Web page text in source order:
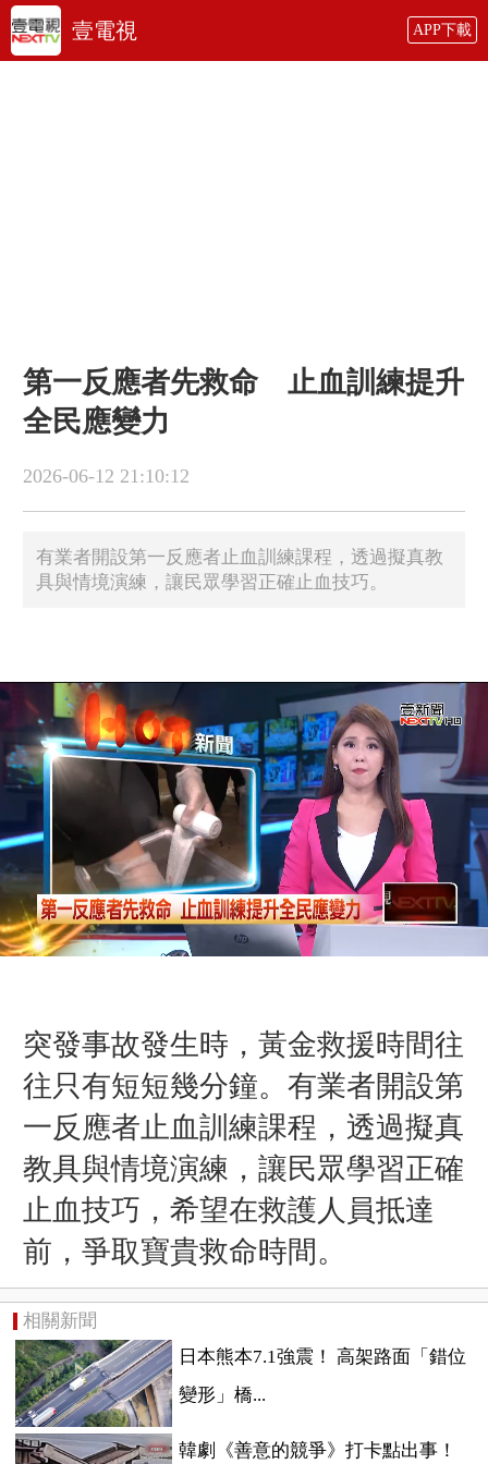
壹電視 APP下載
第一反應者先救命 止血訓練提升
全民應變力
2026-06-12 21:10:12
有業者開設第一反應者止血訓練課程，透過擬真教
具與情境演練，讓民眾學習正確止血技巧。
突發事故發生時，黃金救援時間往
往只有短短幾分鐘。有業者開設第
一反應者止血訓練課程，透過擬真
教具與情境演練，讓民眾學習正確
止血技巧，希望在救護人員抵達
前，爭取寶貴救命時間。
相關新聞
日本熊本7.1強震！ 高架路面「錯位
變形」橋...
韓劇《善意的競爭》打卡點出事！